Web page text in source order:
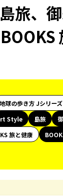
旅、
地球の歩き方 Jシリーズ
Style 島旅
旅と健康